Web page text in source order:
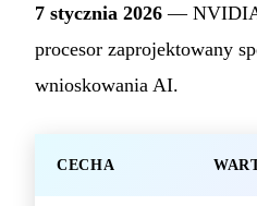
7 stycznia 2026 — NVIDIA
procesor zaprojektowany
wnioskowania AI.
CECHA